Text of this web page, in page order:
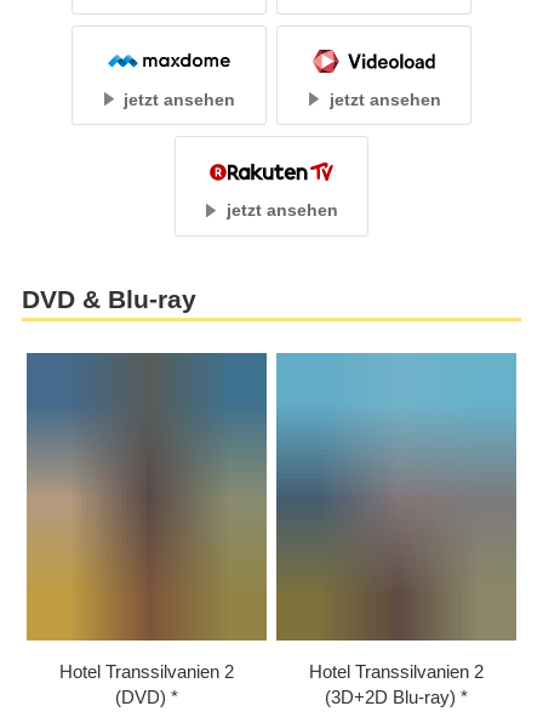
jetzt ansehen jetzt ansehen
jetzt ansehen
DVD & Blu-ray
Hotel Transsilvanien 2
(DVD)
Hotel Transsilvanien 2
(3D+2D Blu-ray)